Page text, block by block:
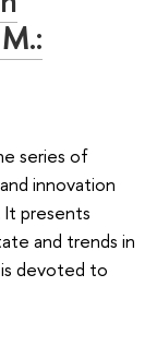
series of
innovation
It presents
and trends in
devoted to